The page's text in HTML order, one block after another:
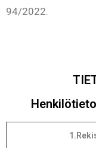
94/2022.